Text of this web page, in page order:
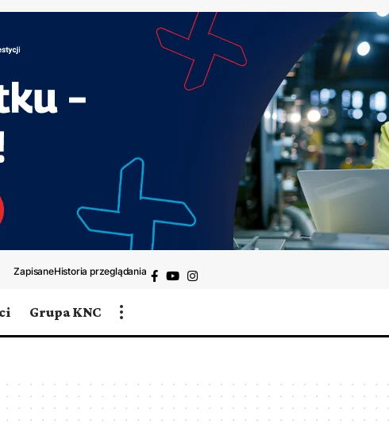
ZapisaneHistoria przeglądania
Grupa KNC